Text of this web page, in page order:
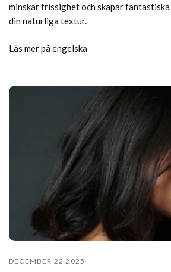
minskar frissighet och skapar
din naturliga textur.
Läs mer på engelska
DECEMBER 22 2025